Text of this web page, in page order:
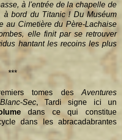
à l'entrée de la chapelle de
à bord du Titanic ! Du Muséum
au Cimetière du Père-Lachaise
elle finit par se retrouver
hantant les recoins les plus
***
tomes des Aventures
Sec, Tardi signe ici un
dans ce qui constitue
dans les abracadabrantes